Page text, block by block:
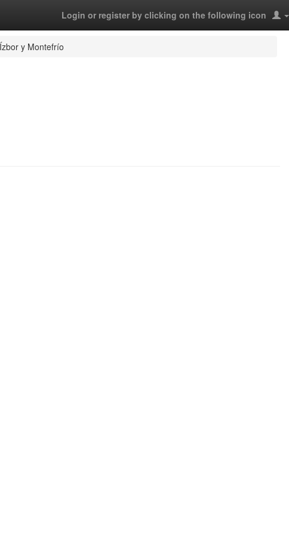
Login or register by clicking on the following icon
y Montefrío